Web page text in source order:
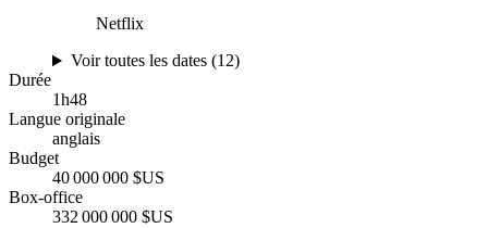
Netflix
Voir toutes les dates (12)
Durée
1h48
Langue originale
anglais
Budget
40 000 000 $US
Box-office
332 000 000 $US